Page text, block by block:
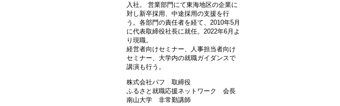
入社。 営業部門にて東海地区の企業に
対し新卒採用、中途採用の支援を行
う。各部門の責任者を経て、2010年5月
に代表取締役社長に就任。2022年6月よ
り現職。
経営者向けセミナー、人事担当者向け
セミナー、大学内の就職ガイダンスで
講演も行う。
株式会社パフ 取締役
ふるさと就職応援ネットワーク 会長
南山大学 非常勤講師